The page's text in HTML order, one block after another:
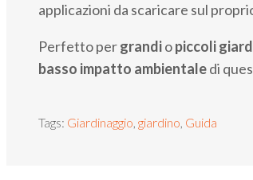
applicazioni da scaricare sul
Perfetto pergrandiopiccoli
basso impatto ambientaledi
Tags: Giardinaggio, giardino, Guida